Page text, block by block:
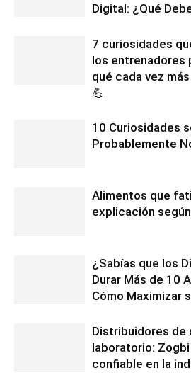
Digital: ¿Qué
7 curiosidades
los entrenadores
qué cada vez
💪
10 Curiosidades
Probablemente
Alimentos que
explicación
¿Sabías que los
Durar Más de 10
Cómo Maximizar
Distribuidores de
laboratorio:
confiable en la